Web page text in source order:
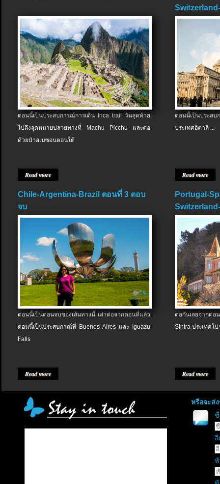
ตอนนี้เป็นประสบการณ์การเดิน Inca trail วันสุดท้าย
ไปถึงจุดหมายปลายทางที่ Machu Picchu และต่อ
ด้วยป่าอเมซอนตอนใต้
Read more
ตอนนี้เป็นประส
ประเทศอิตาลี ...
Read more
Chile-Argentina-Brazil ตอนที่ 3 ตอบ
จบ
ตอนนี้เป็นตอนจบของเส้นทางนี้ เล่าต่อจากตอนที่แล้ว
ตอนนี้เป็นประสบกาณ์ที่ Buenos Aires และ Iguazu
Falls
Read more
Portugal-
ต่อกันเลยจากต
Sintra ประเทศโป
Read more
หรือจะส่
อี
หั